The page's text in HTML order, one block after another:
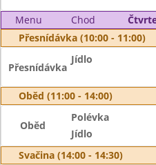
Menu Chod
Přesnídávka (10:00 - 11:00)
Přesnídávka
Jídlo
Oběd (11:00 - 14:00)
Oběd
Polévka
Jídlo
Svačina (14:00 - 14:30)